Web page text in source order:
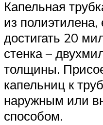
Капельная
из
достигать 20
стенка –
толщины.
капельниц к
наружным или
способом.